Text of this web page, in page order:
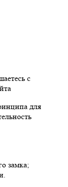
с
для
замка;